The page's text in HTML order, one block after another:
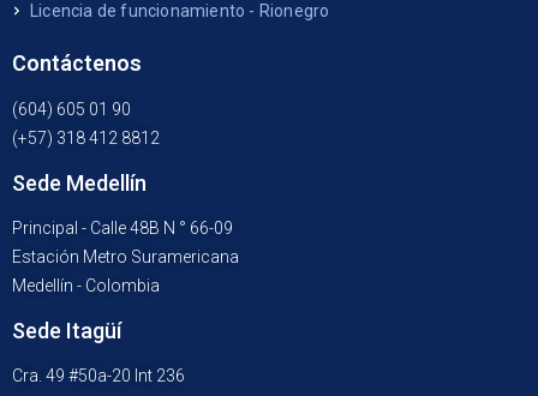
Licencia de funcionamiento - Rionegro
Contáctenos
(604) 605 01 90
(+57) 318 412 8812
Sede Medellín
Principal - Calle 48B N ° 66-09
Estación Metro Suramericana
Medellín - Colombia
Sede Itagüí
Cra. 49 #50a-20 Int 236